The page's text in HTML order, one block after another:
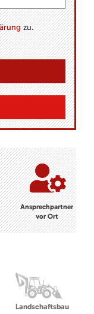
zu.
Ansprechpartner
vor Ort
Landschaftsbau